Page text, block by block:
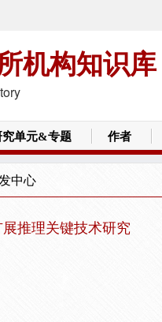
机构知识库
究单元&专题 作者
中心
推理关键技术研究